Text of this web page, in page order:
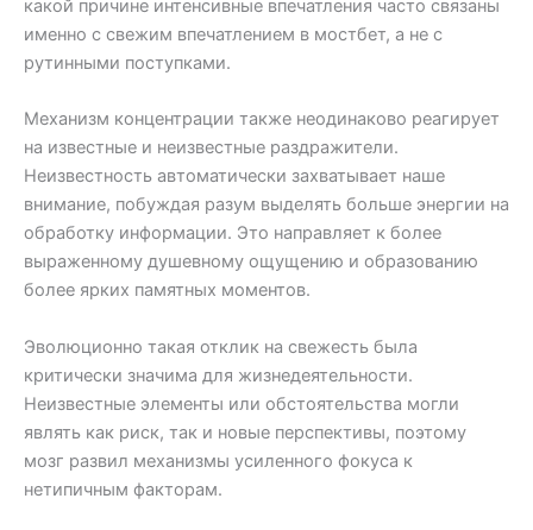
какой причине интенсивные впечатления часто связаны
именно с свежим впечатлением в мостбет, а не с
рутинными поступками.
Механизм концентрации также неодинаково реагирует
на известные и неизвестные раздражители.
Неизвестность автоматически захватывает наше
внимание, побуждая разум выделять больше энергии на
обработку информации. Это направляет к более
выраженному душевному ощущению и образованию
более ярких памятных моментов.
Эволюционно такая отклик на свежесть была
критически значима для жизнедеятельности.
Неизвестные элементы или обстоятельства могли
являть как риск, так и новые перспективы, поэтому
мозг развил механизмы усиленного фокуса к
нетипичным факторам.